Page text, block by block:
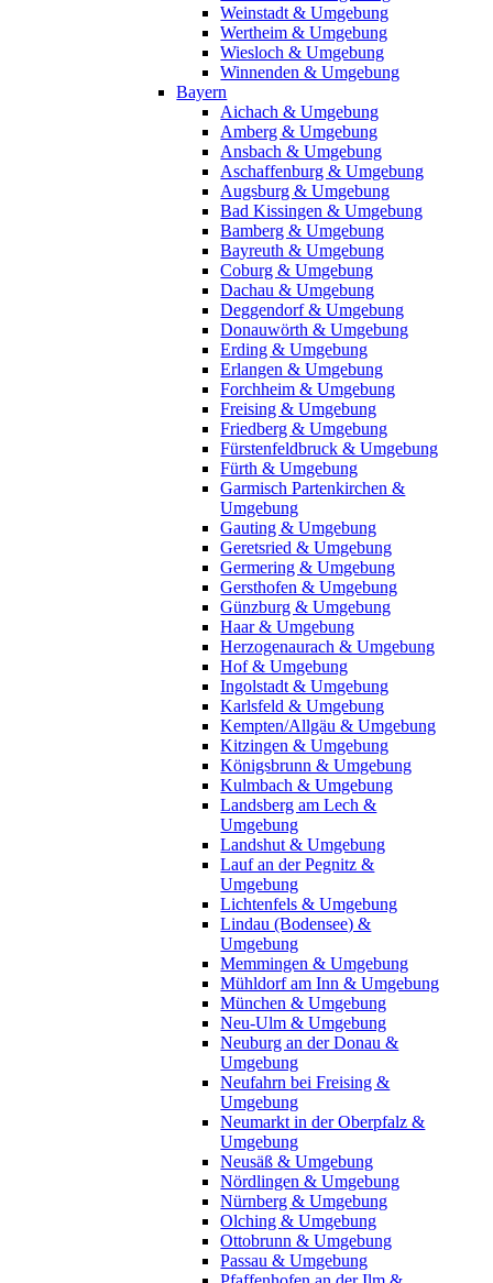
Weinstadt & Umgebung
Wertheim & Umgebung
Wiesloch & Umgebung
Winnenden & Umgebung
Bayern
Aichach & Umgebung
Amberg & Umgebung
Ansbach & Umgebung
Aschaffenburg & Umgebung
Augsburg & Umgebung
Bad Kissingen & Umgebung
Bamberg & Umgebung
Bayreuth & Umgebung
Coburg & Umgebung
Dachau & Umgebung
Deggendorf & Umgebung
Donauwörth & Umgebung
Erding & Umgebung
Erlangen & Umgebung
Forchheim & Umgebung
Freising & Umgebung
Friedberg & Umgebung
Fürstenfeldbruck & Umgebung
Fürth & Umgebung
Garmisch Partenkirchen &
Umgebung
Gauting & Umgebung
Geretsried & Umgebung
Germering & Umgebung
Gersthofen & Umgebung
Günzburg & Umgebung
Haar & Umgebung
Herzogenaurach & Umgebung
Hof & Umgebung
Ingolstadt & Umgebung
Karlsfeld & Umgebung
Kempten/Allgäu & Umgebung
Kitzingen & Umgebung
Königsbrunn & Umgebung
Kulmbach & Umgebung
Landsberg am Lech &
Umgebung
Landshut & Umgebung
Lauf an der Pegnitz &
Umgebung
Lichtenfels & Umgebung
Lindau (Bodensee) &
Umgebung
Memmingen & Umgebung
Mühldorf am Inn & Umgebung
München & Umgebung
Neu-Ulm & Umgebung
Neuburg an der Donau &
Umgebung
Neufahrn bei Freising &
Umgebung
Neumarkt in der Oberpfalz &
Umgebung
Neusäß & Umgebung
Nördlingen & Umgebung
Nürnberg & Umgebung
Olching & Umgebung
Ottobrunn & Umgebung
Passau & Umgebung